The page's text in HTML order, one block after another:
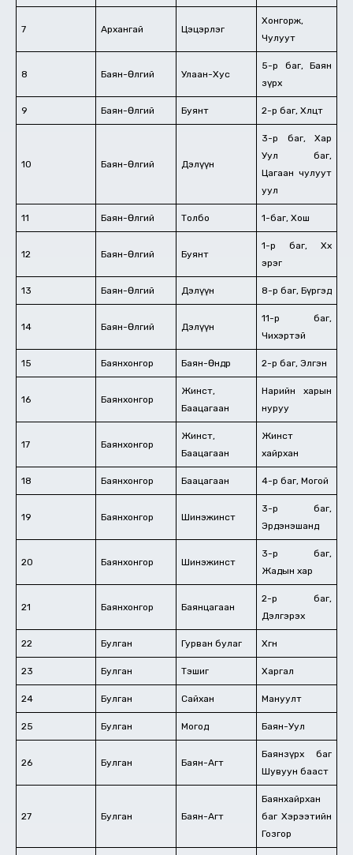
7 Архангай Цэцэрлэг
Хонгорж,
Чулуут
8 Баян-Өлгий Улаан-Хус
5-р баг, Баян
зүрх
9 Баян-Өлгий Буянт 2-р баг, Хөлцөөт
10 Баян-Өлгий Дэлүүн
3-р баг, Хар
Уул баг,
Цагаан чулуут
уул
11 Баян-Өлгий Толбо 1-баг, Хош
12 Баян-Өлгий Буянт
1-р баг, Хөх
эрэг
13 Баян-Өлгий Дэлүүн 8-р баг, Бүргэд
14 Баян-Өлгий Дэлүүн
11-р баг,
Чихэртэй
15 Баянхонгор Баян-Өндөр 2-р баг, Элгэн
16 Баянхонгор
Жинст,
Баацагаан
Нарийн харын
нуруу
17 Баянхонгор
Жинст,
Баацагаан
Жинст
хайрхан
18 Баянхонгор Баацагаан 4-р баг, Могой
19 Баянхонгор Шинэжинст
3-р баг,
Эрдэнэшанд
20 Баянхонгор Шинэжинст
3-р баг,
Жадын хар
21 Баянхонгор Баянцагаан
2-р баг,
Дэлгэрэх
22 Булган Гурван булаг Хөгнө
23 Булган Тэшиг Харгал
24 Булган Сайхан Мануулт
25 Булган Могод Баян-Уул
26 Булган Баян-Агт
Баянзүрх баг
Шувуун бааст
27 Булган Баян-Агт
Баянхайрхан
баг Хэрээтийн
Гозгор